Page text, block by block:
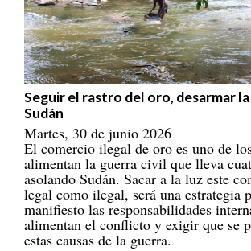
Seguir el rastro del oro, desarmar
Sudán
Martes, 30 de junio 2026
El comercio ilegal de oro es uno de
alimentan la guerra civil que lleva
asolando Sudán. Sacar a la luz este
legal como ilegal, será una estrategia
manifiesto las responsabilidades
alimentan el conflicto y exigir que se
estas causas de la guerra.